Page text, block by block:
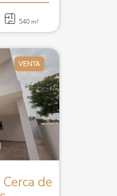
540 m²
VENTA
de